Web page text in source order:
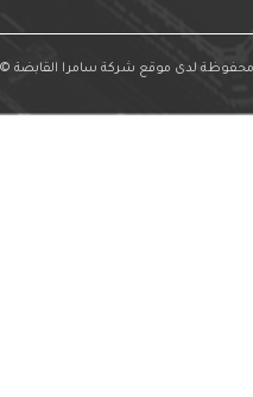
لدى موقع شركة سامرا القابضة © 2026